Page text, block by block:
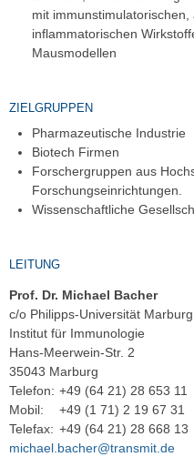
mit
inflammatorischen
Mausmodellen
ZIELGRUPPEN
Pharmazeutische Industrie
Biotech Firmen
Forschergruppen aus
Forschungseinrichtungen.
Wissenschaftliche
LEITUNG
Prof. Dr. Michael Bacher
c/o Philipps-Universität Marburg
Institut für Immunologie
Hans-Meerwein-Str. 2
35043 Marburg
Telefon: +49 (64 21) 28 653 11
Mobil:
+49 (1 71) 2 19 67 31
Telefax: +49 (64 21) 28 668 13
michael.bacher@transmit.de